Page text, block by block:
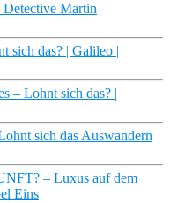
Martin
sich das? | Galileo |
– Lohnt sich das? |
sich das Auswandern
– Luxus auf dem
Eins